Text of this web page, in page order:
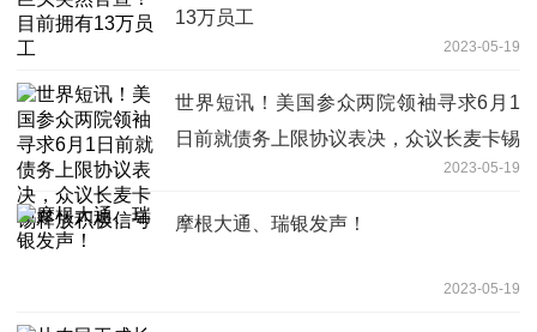
13万员工
2023-05-19
世界短讯！美国参众两院领袖寻求6月1
日前就债务上限协议表决，众议长麦卡锡
2023-05-19
摩根大通、瑞银发声！
2023-05-19